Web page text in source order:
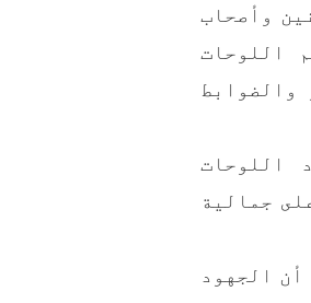
وأصحاب
اللوحات
والضوابط
اللوحات
جمالية
الجهود